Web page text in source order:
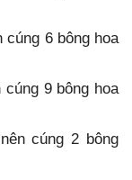
cúng 6 bông hoa
9 bông hoa
cúng 2 bông